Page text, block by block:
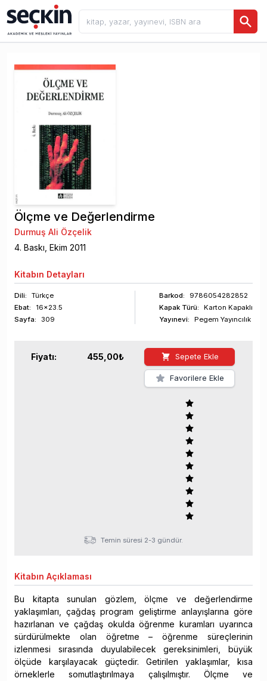
Ölçme ve Değerlendirme
Durmuş Ali Özçelik
4. Baskı, Ekim 2011
Kitabın Detayları
Dili:
Türkçe
Ebat:
16x23.5
Sayfa: 309
Barkod:
9786054282852
Kapak Türü:
Karton Kapaklı
Yayınevi:
Pegem Yayıncılık
Fiyatı: 455,00₺ Sepete Ekle
Favorilere Ekle
Temin süresi 2-3 gündür.
Kitabın Açıklaması
Bu kitapta sunulan gözlem, ölçme ve değerlendirme
yaklaşımları, çağdaş program geliştirme anlayışlarına göre
hazırlanan ve çağdaş okulda öğrenme kuramları uyarınca
sürdürülmekte olan öğretme – öğrenme süreçlerinin
izlenmesi sırasında duyulabilecek gereksinimleri, büyük
ölçüde karşılayacak güçtedir. Getirilen yaklaşımlar, kısa
örneklerle somutlaştırılmaya çalışılmıştır. Ölçme ve